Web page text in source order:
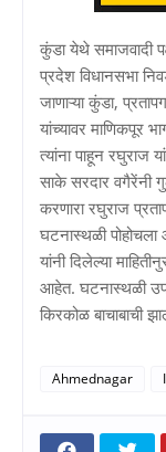
कुंडा येथे समाजवादी
प्रदेश विधानसभा
जाणाऱ्या कुंडा,
यांच्यावर माणिकपूर
त्यांना पाहून रघुराज
साके सरदार वगैरेंनी
करणारा रघुराज
घटनास्थळी
यांनी दिलेल्या
आहेत. घटनास्थळी
किरकोळ बाचाबाची
Ahmednagar